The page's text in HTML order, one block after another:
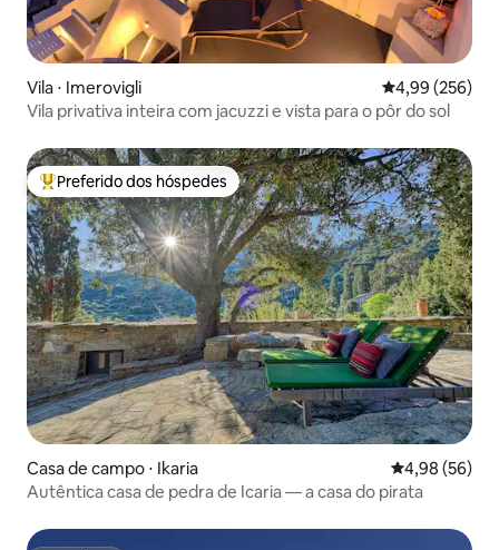
Vila ⋅ Imerovigli 4,99 de uma
4,99 (256)
Vila privativa inteira com jacuzzi e vista para o pôr do sol
Entre os melhores preferidos dos hóspedes
Preferido dos hóspedes
Casa de campo ⋅ Ikaria 4,98 de uma
4,98 (56)
Autêntica casa de pedra de Icaria — a casa do pirata